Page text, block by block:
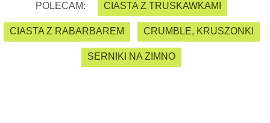
POLECAM: CIASTA Z TRUSKAWKAMI
CIASTA Z RABARBAREM CRUMBLE, KRUSZONKI
SERNIKI NA ZIMNO